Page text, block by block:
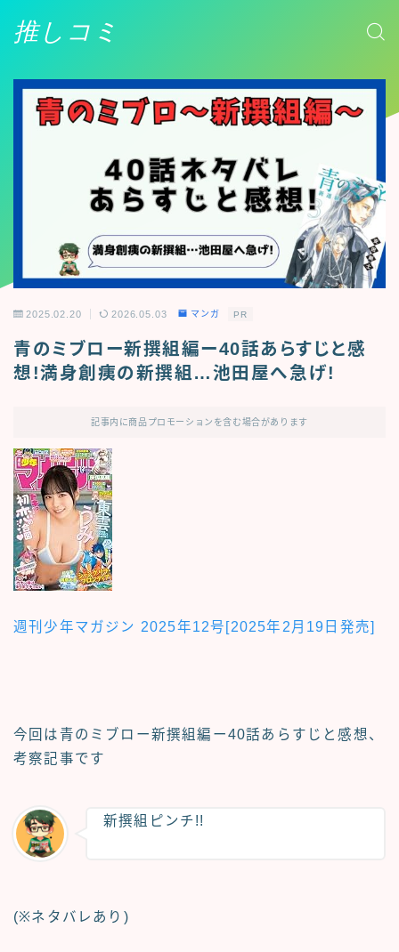
推しコミ
2025.02.20 2026.05.03 マンガ PR
青のミブロー新撰組編ー40話あらすじと感
想!満身創痍の新撰組…池田屋へ急げ!
記事内に商品プロモーションを含む場合があります
週刊少年マガジン 2025年12号[2025年2月19日発売]
今回は青のミブロー新撰組編ー40話あらすじと感想、
考察記事です
新撰組ピンチ!!
(※ネタバレあり)